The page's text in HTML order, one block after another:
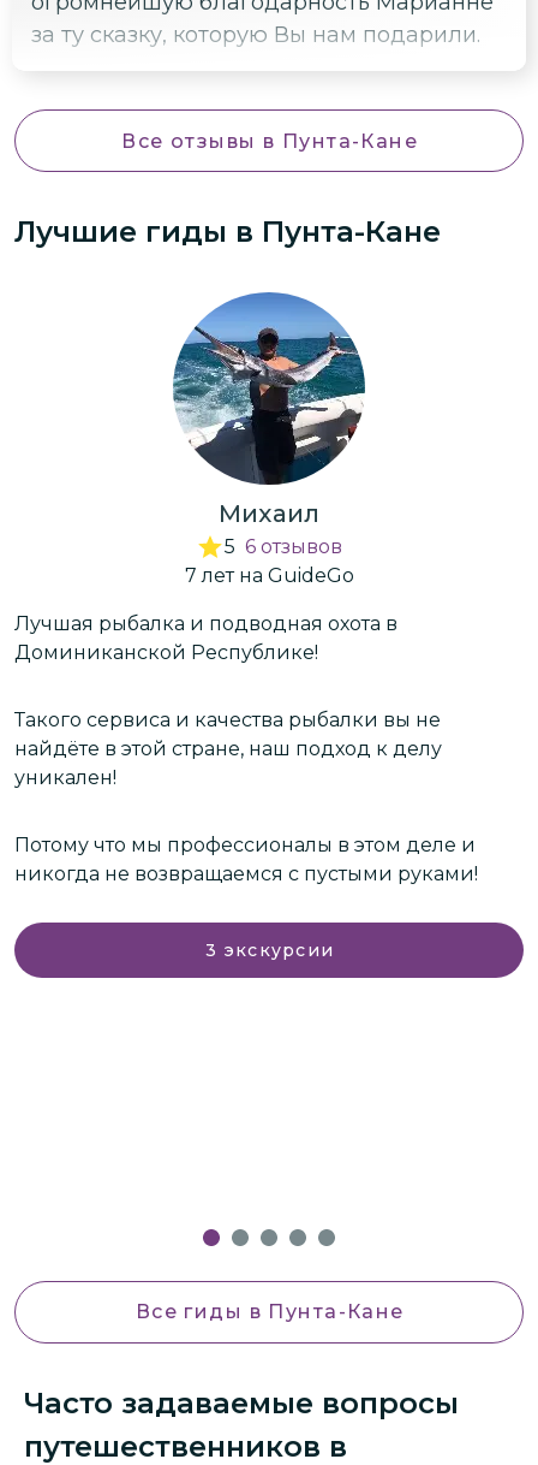
за ту сказку, которую Вы нам подарили.
Все отзывы в Пунта-Кане
Лучшие гиды в Пунта-Кане
Михаил
5 6 отзывов
7 летна GuideGo
Лучшая рыбалка и подводная охота в
Доминиканской Республике!
Такого сервиса и качества рыбалки вы не
найдёте в этой стране, наш подход к делу
уникален!
Потому что мы профессионалы в этом деле и
никогда не возвращаемся с пустыми руками!
3 экскурсии
Все гиды в Пунта-Кане
Часто задаваемые вопросы
путешественников в